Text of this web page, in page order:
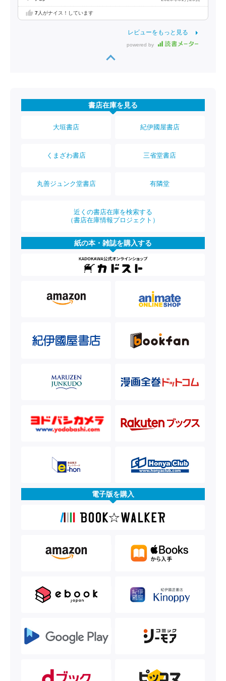
7人がナイス！しています
レビューをもっと見る
powered by
書店在庫を見る
大垣書店 紀伊國屋書店
くまざわ書店 三省堂書店
丸善ジュンク堂書店 有隣堂
近くの書店在庫を検索する
（書店在庫情報プロジェクト）
紙の本・雑誌を購入する
電子版を購入